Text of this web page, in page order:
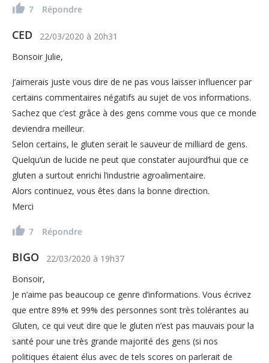
7 Répondre
CED 22/03/2020 à 20h31
Bonsoir Julie,
J’aimerais juste vous dire de ne pas vous laisser influencer par
certains commentaires négatifs au sujet de vos informations.
Sachez que c’est grâce à des gens comme vous que ce monde
deviendra meilleur.
Selon certains, le gluten serait le sauveur de milliard de gens.
Quelqu’un de lucide ne peut que constater aujourd’hui que ce
gluten a surtout enrichi l’industrie agroalimentaire.
Alors continuez, vous êtes dans la bonne direction.
Merci
7 Répondre
BIGO 22/03/2020 à 19h37
Bonsoir,
Je n’aime pas beaucoup ce genre d’informations. Vous écrivez
que entre 89% et 99% des personnes sont très tolérantes au
Gluten, ce qui veut dire que le gluten n’est pas mauvais pour la
santé pour une très grande majorité des gens (si nos
politiques étaient élus avec de tels scores on parlerait de